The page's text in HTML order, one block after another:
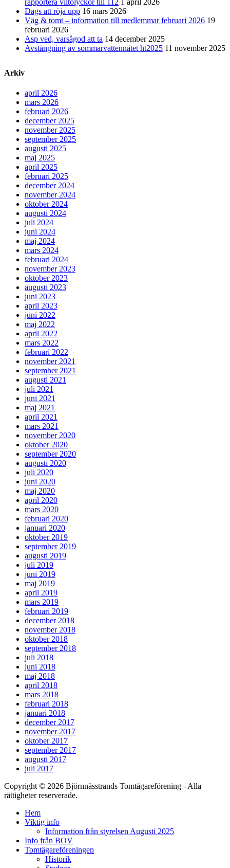
Dags att röja upp 16 mars 2026
Väg & tomt – information till medlemmar februari 2026 19
februari 2026
Asp ved, varsågod att ta 14 december 2025
Avstängning av sommarvattennätet ht2025 11 november 2025
Arkiv
april 2026
mars 2026
februari 2026
december 2025
november 2025
september 2025
augusti 2025
maj 2025
april 2025
februari 2025
december 2024
november 2024
oktober 2024
augusti 2024
juli 2024
juni 2024
maj 2024
mars 2024
februari 2024
november 2023
oktober 2023
augusti 2023
juni 2023
april 2023
juni 2022
maj 2022
april 2022
mars 2022
februari 2022
november 2021
september 2021
augusti 2021
juli 2021
juni 2021
maj 2021
april 2021
mars 2021
november 2020
oktober 2020
september 2020
augusti 2020
juli 2020
juni 2020
maj 2020
april 2020
mars 2020
februari 2020
januari 2020
oktober 2019
september 2019
augusti 2019
juli 2019
juni 2019
maj 2019
april 2019
mars 2019
februari 2019
december 2018
november 2018
oktober 2018
september 2018
juli 2018
juni 2018
maj 2018
april 2018
mars 2018
februari 2018
januari 2018
december 2017
november 2017
oktober 2017
september 2017
augusti 2017
juli 2017
Copyright © 2026 Björnnässtrands Tomtägareförening - Alla
rättigheter reserverade.
Hem
Viktig info
Information från styrelsen Augusti 2025
Info från BOV
Tomtägareföreningen
Historik